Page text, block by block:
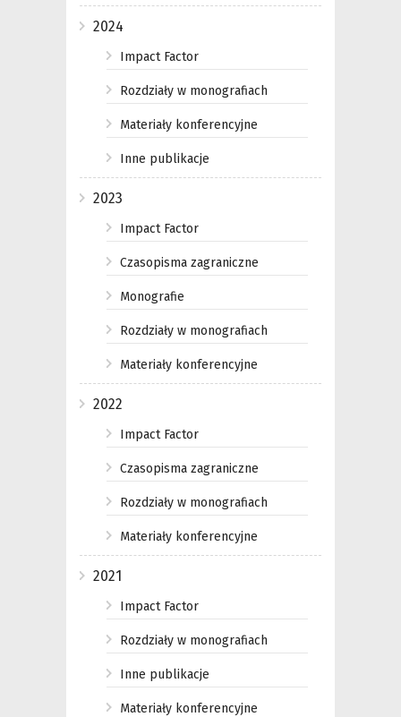
2024
Impact Factor
Rozdziały w monografiach
Materiały konferencyjne
Inne publikacje
2023
Impact Factor
Czasopisma zagraniczne
Monografie
Rozdziały w monografiach
Materiały konferencyjne
2022
Impact Factor
Czasopisma zagraniczne
Rozdziały w monografiach
Materiały konferencyjne
2021
Impact Factor
Rozdziały w monografiach
Inne publikacje
Materiały konferencyjne